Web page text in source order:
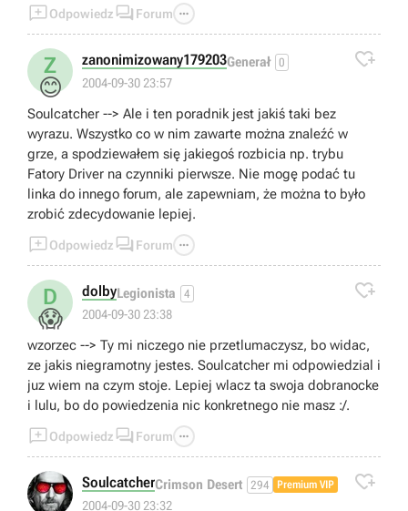
Odpowiedz  Forum 
Z
😊
zanonimizowany179203Generał 0
2004-09-30 23:57

Soulcatcher --> Ale i ten poradnik jest jakiś taki bez
wyrazu. Wszystko co w nim zawarte można znaleźć w
grze, a spodziewałem się jakiegoś rozbicia np. trybu
Fatory Driver na czynniki pierwsze. Nie mogę podać tu
linka do innego forum, ale zapewniam, że można to było
zrobić zdecydowanie lepiej.
Odpowiedz  Forum 
D
😱
dolbyLegionista 4
2004-09-30 23:38

wzorzec --> Ty mi niczego nie przetlumaczysz, bo widac,
ze jakis niegramotny jestes. Soulcatcher mi odpowiedzial i
juz wiem na czym stoje. Lepiej wlacz ta swoja dobranocke
i lulu, bo do powiedzenia nic konkretnego nie masz :/.
Odpowiedz  Forum 
SoulcatcherCrimson Desert 294 Premium VIP
2004-09-30 23:32
